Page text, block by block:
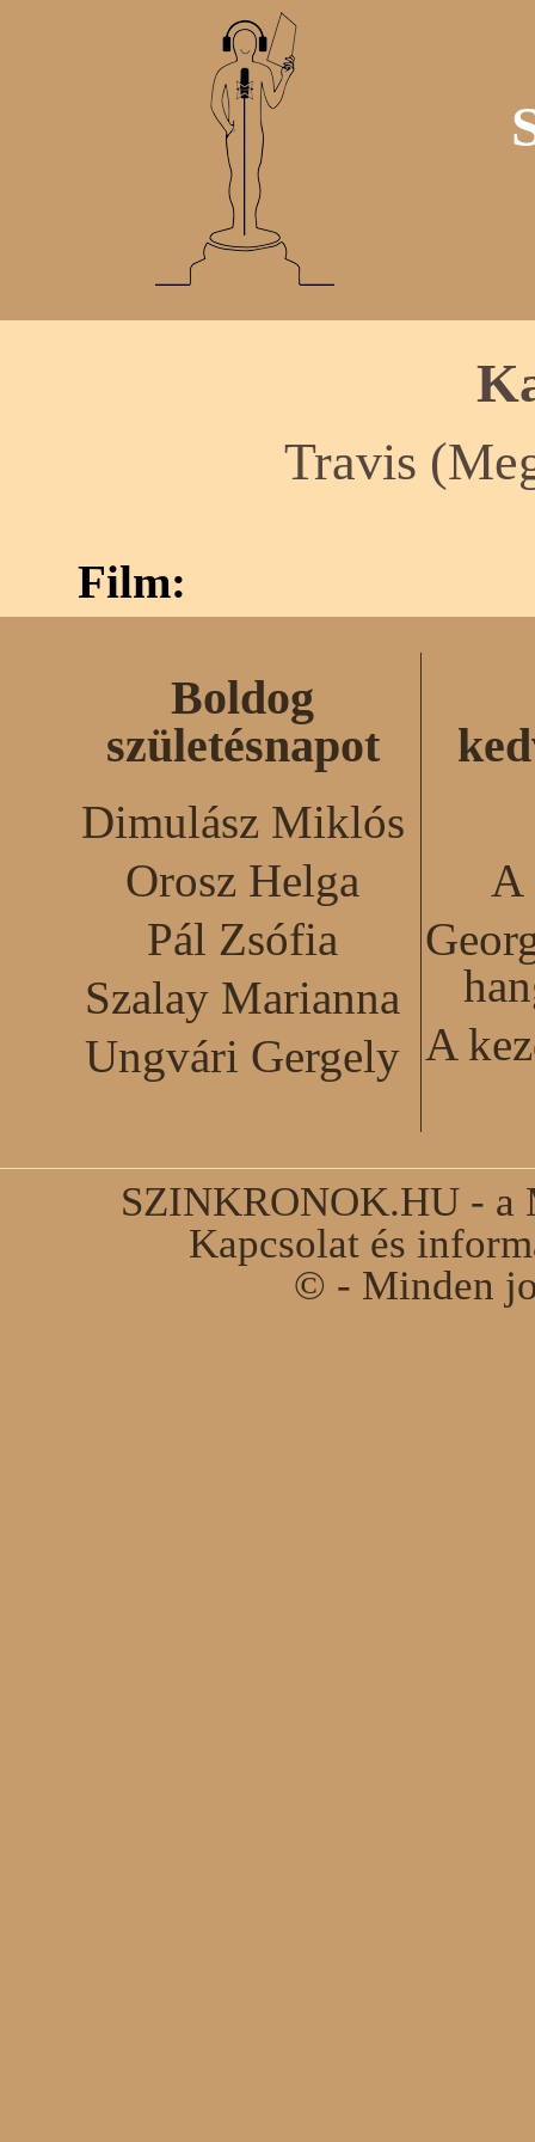
Travis
Film:
Boldog
születésnapot
Dimulász Miklós
Orosz Helga
Pál Zsófia
Szalay Marianna
Ungvári Gergely
A
A
SZINKRONOK.HU - a
Kapcsolat és
© - Minden